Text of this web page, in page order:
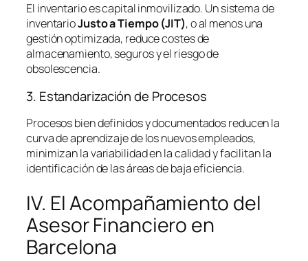
El inventario es capital inmovilizado. Un sistema de
inventarioJusto a Tiempo (JIT), o al menos una
gestión optimizada, reduce costes de
almacenamiento, seguros y el riesgo de
obsolescencia.
3. Estandarización de Procesos
Procesos bien definidos y documentados reducen la
curva de aprendizaje de los nuevos empleados,
minimizan la variabilidad en la calidad y facilitan la
identificación de las áreas de baja eficiencia.
IV. El Acompañamiento del
Asesor Financiero en
Barcelona